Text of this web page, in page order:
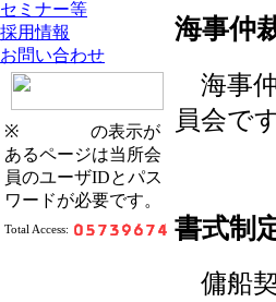
セミナー等
採用情報
お問い合わせ
※
の表示が
あるページは当所会
員のユーザIDとパス
ワードが必要です。
Total Access:
海事仲
海事
員会です
書式制
傭船